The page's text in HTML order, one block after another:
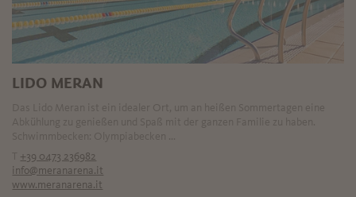
LIDO MERAN
+39 0473 236982
info@meranarena.it
www.meranarena.it